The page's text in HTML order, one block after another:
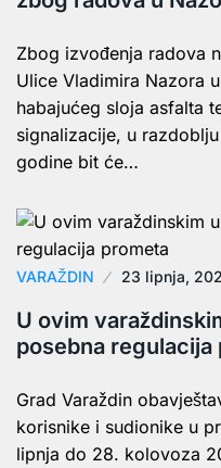
Zbog izvođenja radova
Ulice Vladimira Nazora
habajućeg sloja asfalta
signalizacije, u
godine bit će…
VARAŽDIN 23 lipnja,
U ovim
posebna regulacija
Grad Varaždin
korisnike i sudionike u
lipnja do 28. kolovoza